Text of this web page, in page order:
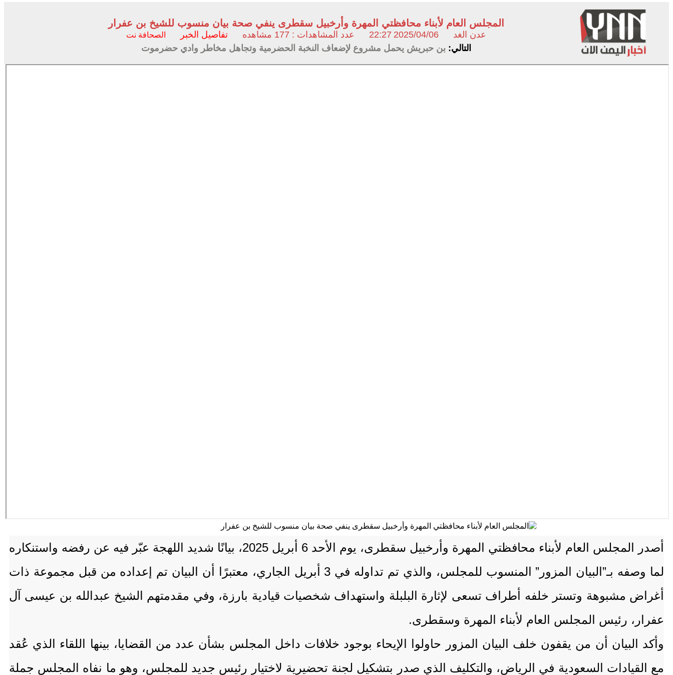
المجلس العام لأبناء محافظتي المهرة وأرخبيل سقطرى ينفي صحة بيان منسوب للشيخ بن عفرار
عدن الغد 2025/04/06
22:27 عدد المشاهدات : 177 مشاهده تفاصيل الخبر الصحافة نت
التالي: بن حبريش يحمل مشروع لإضعاف النخبة الحضرمية وتجاهل مخاطر وادي حضرموت
أصدر المجلس العام لأبناء محافظتي المهرة وأرخبيل سقطرى، يوم الأحد 6 أبريل 2025، بيانًا شديد اللهجة عبّر فيه عن رفضه واستنكاره
لما وصفه بـ”البيان المزور” المنسوب للمجلس، والذي تم تداوله في 3 أبريل الجاري، معتبرًا أن البيان تم إعداده من قبل مجموعة ذات
أغراض مشبوهة وتستر خلفه أطراف تسعى لإثارة البلبلة واستهداف شخصيات قيادية بارزة، وفي مقدمتهم الشيخ عبدالله بن عيسى آل
عفرار، رئيس المجلس العام لأبناء المهرة وسقطرى.
وأكد البيان أن من يقفون خلف البيان المزور حاولوا الإيحاء بوجود خلافات داخل المجلس بشأن عدد من القضايا، بينها اللقاء الذي عُقد
مع القيادات السعودية في الرياض، والتكليف الذي صدر بتشكيل لجنة تحضيرية لاختيار رئيس جديد للمجلس، وهو ما نفاه المجلس جملة